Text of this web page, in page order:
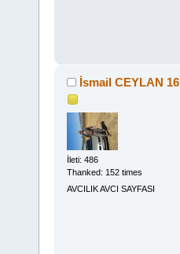
İsmail CEYLAN 16
İleti: 486
Thanked: 152 times
AVCILIK AVCI SAYFASI